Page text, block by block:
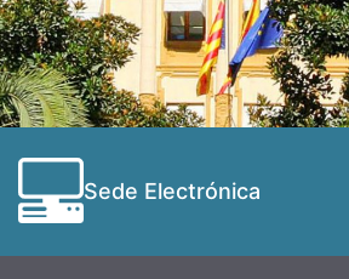
Sede Electrónica